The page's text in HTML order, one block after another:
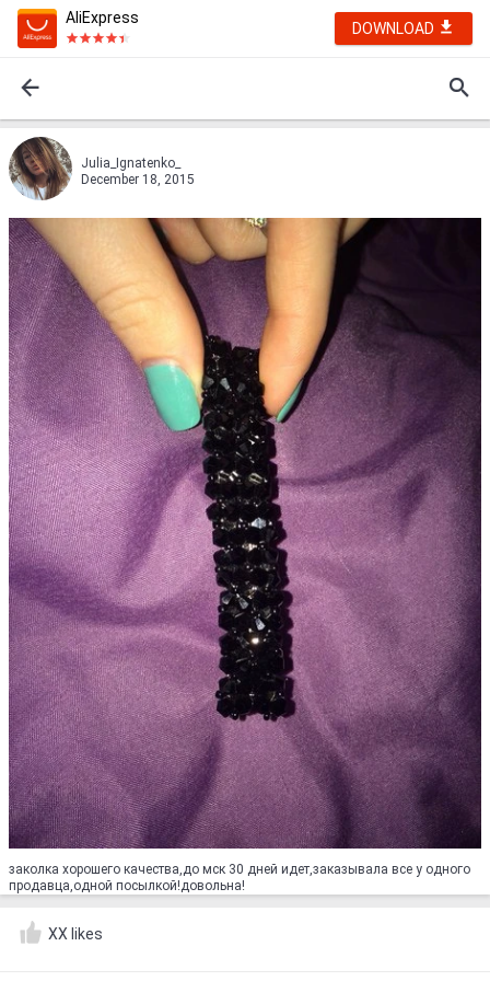
AliExpress
DOWNLOAD
Julia_Ignatenko_
December 18, 2015
заколка хорошего качества,до мск 30 дней идет,заказывала все у одного
продавца,одной посылкой!довольна!
XX likes